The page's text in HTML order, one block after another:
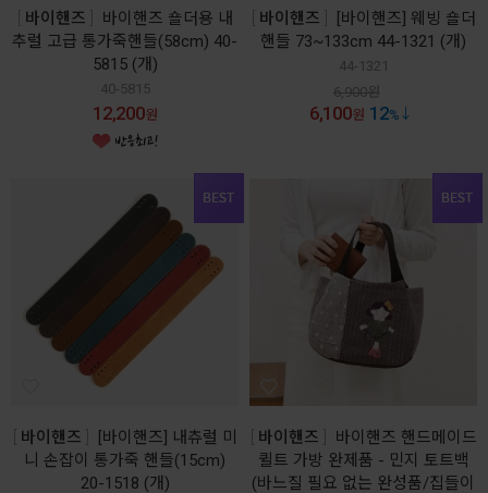
바이핸즈
바이핸즈 숄더용 내
추럴 고급 통가죽핸들(58cm) 40-
5815 (개)
40-5815
12,200원
바이핸즈
[바이핸즈] 웨빙 숄더
핸들 73~133cm 44-1321 (개)
44-1321
6,900원
6,100원 12%
바이핸즈
[바이핸즈] 내츄럴 미
니 손잡이 통가죽 핸들(15cm)
20-1518 (개)
바이핸즈
바이핸즈 핸드메이드
퀼트 가방 완제품 - 민지 토트백
(바느질 필요 없는 완성품/집들이